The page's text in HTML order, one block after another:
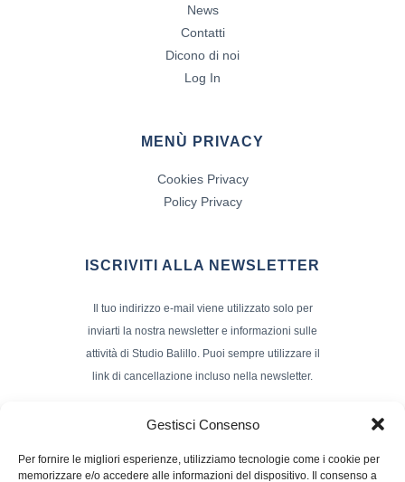
Gestisci Consenso
Per fornire le migliori esperienze, utilizziamo tecnologie come i cookie per
memorizzare e/o accedere alle informazioni del dispositivo. Il consenso a
News
Contatti
Dicono di noi
Log In
MENÙ PRIVACY
Cookies Privacy
Policy Privacy
ISCRIVITI ALLA NEWSLETTER
Il tuo indirizzo e-mail viene utilizzato solo per
inviarti la nostra newsletter e informazioni sulle
attività di Studio Balillo. Puoi sempre utilizzare il
link di cancellazione incluso nella newsletter.
Nome e Cognome